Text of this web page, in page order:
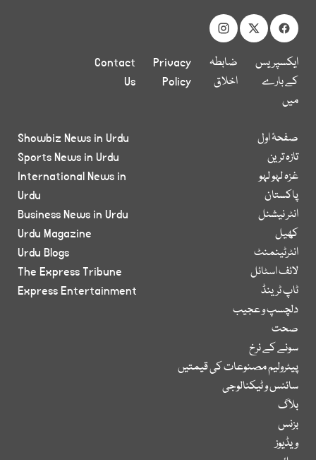
ایکسپریس
کے بارے
میں
ضابطہ
اخلاق
Privacy
Policy
Contact
Us
صفحۂ اول
تازہ ترین
غزہ لہو لہو
پاکستان
انٹر نیشنل
کھیل
انٹرٹینمنٹ
لائف اسٹائل
ٹاپ ٹرینڈ
دلچسپ و عجیب
صحت
سونے کے نرخ
پیٹرولیم مصنوعات کی قیمتیں
سائنس و ٹیکنالوجی
بلاگ
بزنس
ویڈیوز
Showbiz News in Urdu
Sports News in Urdu
International News in
Urdu
Business News in Urdu
Urdu Magazine
Urdu Blogs
The Express Tribune
Express Entertainment